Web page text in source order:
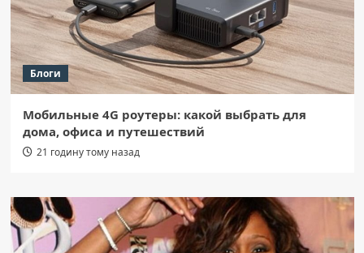
Блоги
Мобильные 4G роутеры: какой выбрать для
дома, офиса и путешествий
21 годину тому назад